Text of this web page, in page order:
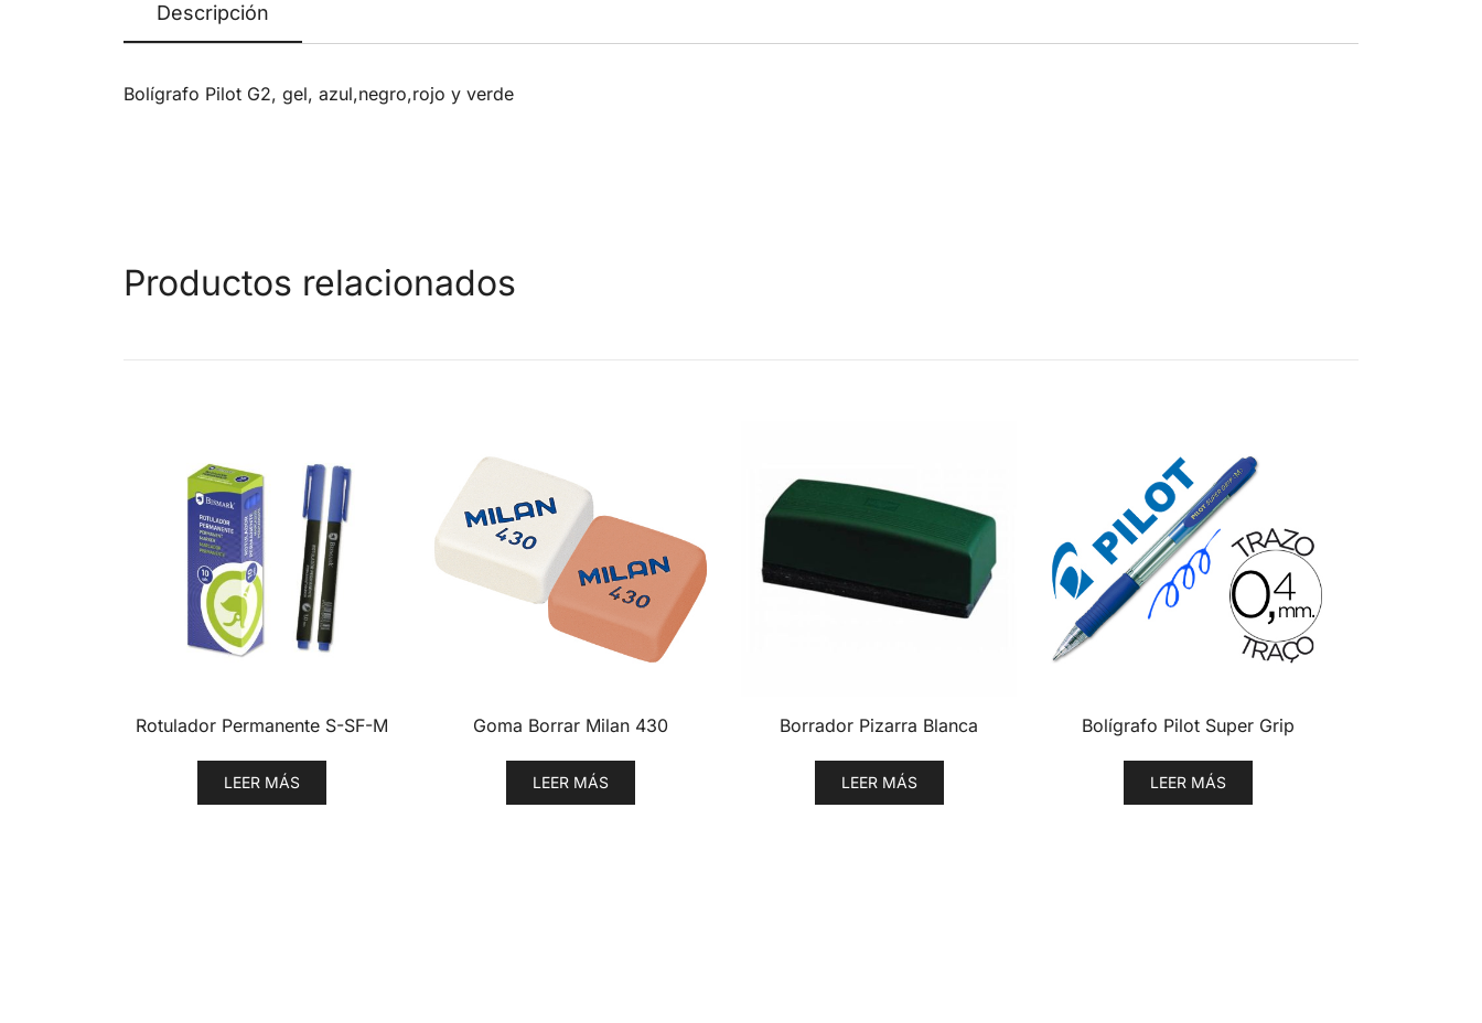
Descripción
Bolígrafo Pilot G2, gel, azul,negro,rojo y verde
Productos relacionados
Rotulador Permanente S-SF-M
LEER MÁS
Goma Borrar Milan 430
LEER MÁS
Borrador Pizarra Blanca
LEER MÁS
Bolígrafo Pilot Super Grip
LEER MÁS